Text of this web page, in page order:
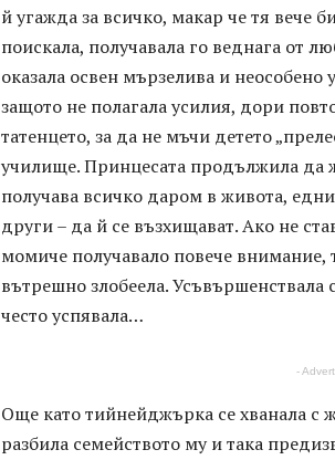
й угажда за всичко, макар че тя вече
поискала, получавала го веднага от
оказала освен мързелива и
защото не полагала усилия, дори
татенцето, за да не мъчи детето
училище. Принцесата продължила да
получава всичко даром в живота,
други – да й се възхищават. Ако не
момиче получавало повече внимание,
вътрешно злобеела. Усъвършенствала
често успявала…
-
Още като тийнейджърка се хванала с
разбила семейството му и така